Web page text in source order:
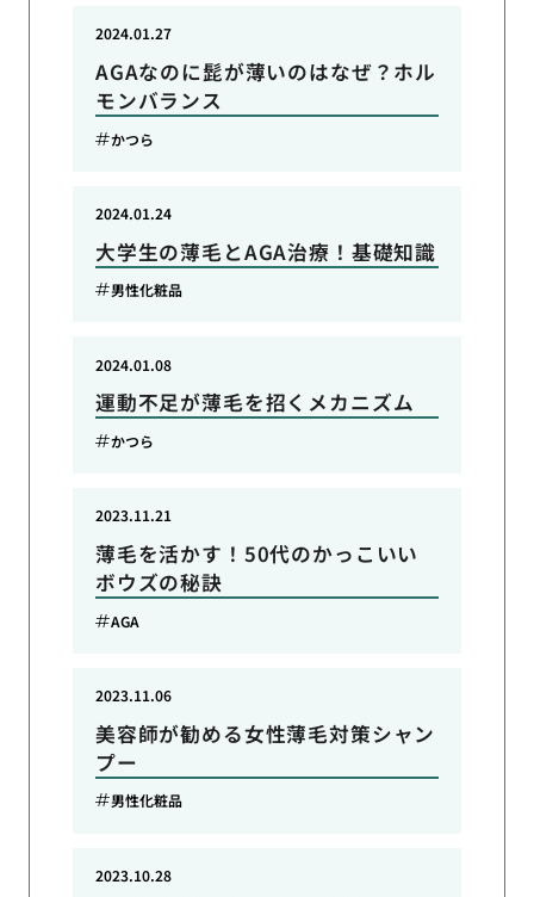
AGAなのに髭が薄いのはなぜ？ホル
モンバランス
2024.01.27
かつら
大学生の薄毛とAGA治療！基礎知識
2024.01.24
男性化粧品
運動不足が薄毛を招くメカニズム
2024.01.08
かつら
薄毛を活かす！50代のかっこいい
ボウズの秘訣
2023.11.21
AGA
美容師が勧める女性薄毛対策シャン
プー
2023.11.06
男性化粧品
2023.10.28